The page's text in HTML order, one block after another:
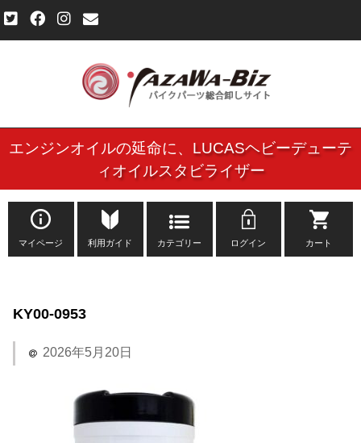
ご利用規約
個人情報保護方針
よくある質問
エンジンオイルの延命に、 LUCASヘビーデューテ
ィオイルスタビライザー
マイページ 利用ガイド カテゴリー ログイン カート
KY00-0953
2026年5月20日